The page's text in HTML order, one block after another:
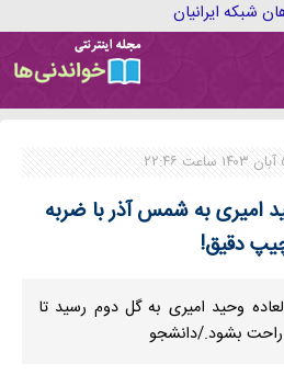
امیری به شمس آذر با ضربه
دقیق!
وحید امیری به گل دوم رسید تا
راحت بشود./دانشجو